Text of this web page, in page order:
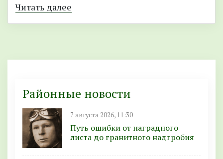
Читать далее
Районные новости
7 августа 2026, 11:30
Путь ошибки от наградного
листа до гранитного надгробия